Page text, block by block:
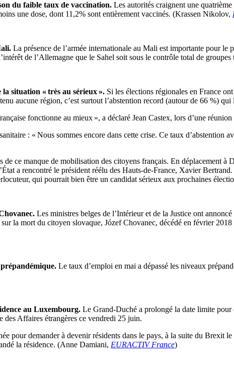
du faible taux de vaccination. Les autorités craignent une
une dose, dont 11,2% sont entièrement vaccinés. (Krassen Nikolov,
La présence de l’armée internationale au Mali est importante pour
de l’Allemagne que le Sahel soit sous le contrôle total de
situation « très au sérieux ». Si les élections régionales en France
aucune région, c’est surtout l’abstention record (autour de 66 %)
fonctionne au mieux », a déclaré Jean Castex, lors d’une
: « Nous sommes encore dans cette crise. Ce taux d’abstention
ce manque de mobilisation des citoyens français. En déplacement
a rencontré le président réélu des Hauts-de-France, Xavier
qui pourrait bien être un candidat sérieux aux prochaines
Les ministres belges de l’Intérieur et de la Justice ont
la mort du citoyen slovaque, Józef Chovanec, décédé en février
Le taux d’emploi en mai a dépassé les niveaux
au Luxembourg. Le Grand-Duché a prolongé la date limite pour
des Affaires étrangères ce vendredi 25 juin.
pour demander à devenir résidents dans le pays, à la suite du Brexit
la résidence. (Anne Damiani, EURACTIV France)